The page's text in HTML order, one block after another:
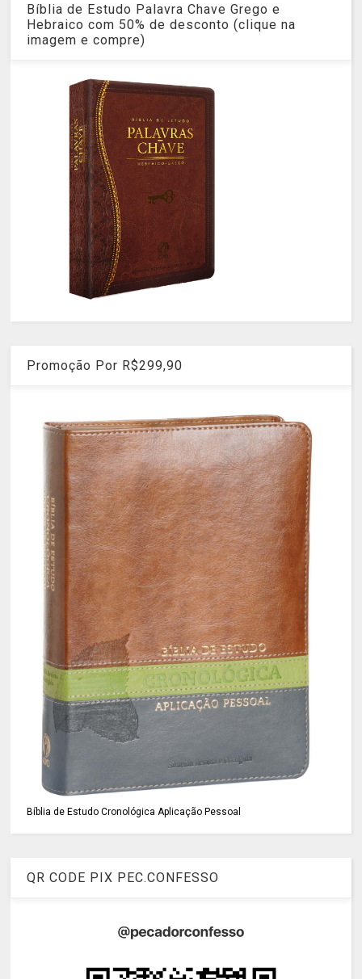
Bíblia de Estudo Palavra Chave Grego e
Hebraico com 50% de desconto (clique na
imagem e compre)
Promoção Por R$299,90
Bíblia de Estudo Cronológica Aplicação Pessoal
QR CODE PIX PEC.CONFESSO